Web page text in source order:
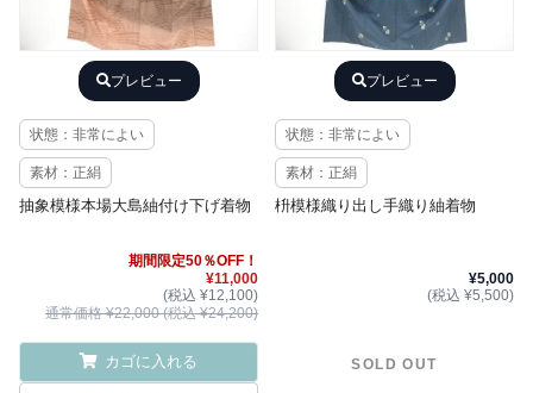
プレビュー
状態：非常によい
素材：正絹
抽象模様本場大島紬付け下げ着物
期間限定50％OFF！
¥11,000
(税込 ¥12,100)
通常価格 ¥22,000 (税込 ¥24,200)
カゴに入れる
プレビュー
状態：非常によい
素材：正絹
枡模様織り出し手織り紬着物
¥5,000
(税込 ¥5,500)
SOLD OUT